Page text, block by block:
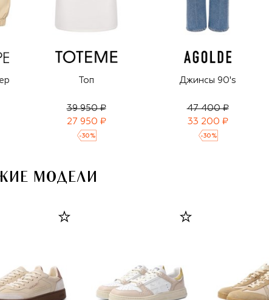
Топ
39 950 ₽
27 950 ₽
-30 %
Джинсы 90's
47 400 ₽
33 200 ₽
-30 %
МОДЕЛИ